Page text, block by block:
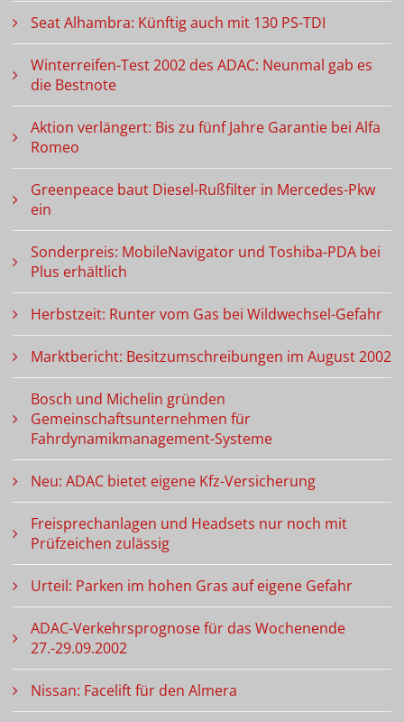
Seat Alhambra: Künftig auch mit 130 PS-TDI
Winterreifen-Test 2002 des ADAC: Neunmal gab es
die Bestnote
Aktion verlängert: Bis zu fünf Jahre Garantie bei Alfa
Romeo
Greenpeace baut Diesel-Rußfilter in Mercedes-Pkw
ein
Sonderpreis: MobileNavigator und Toshiba-PDA bei
Plus erhältlich
Herbstzeit: Runter vom Gas bei Wildwechsel-Gefahr
Marktbericht: Besitzumschreibungen im August 2002
Bosch und Michelin gründen
Gemeinschaftsunternehmen für
Fahrdynamikmanagement-Systeme
Neu: ADAC bietet eigene Kfz-Versicherung
Freisprechanlagen und Headsets nur noch mit
Prüfzeichen zulässig
Urteil: Parken im hohen Gras auf eigene Gefahr
ADAC-Verkehrsprognose für das Wochenende
27.-29.09.2002
Nissan: Facelift für den Almera